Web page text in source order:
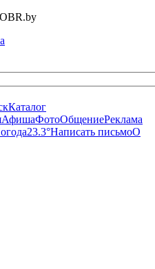
Каталог
АфишаФотоОбщениеРеклама
23.3°Написать письмоО